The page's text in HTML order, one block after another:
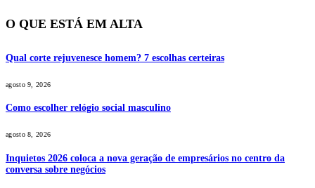
O QUE ESTÁ EM ALTA
Qual corte rejuvenesce homem? 7 escolhas certeiras
agosto 9, 2026
Como escolher relógio social masculino
agosto 8, 2026
Inquietos 2026 coloca a nova geração de empresários no centro da
conversa sobre negócios